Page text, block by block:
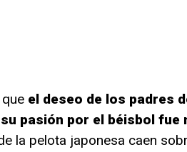
el deseo de los padres
pasión por el béisbol fue
la pelota japonesa caen